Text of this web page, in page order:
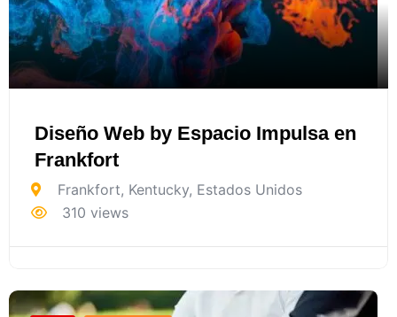
Diseño Web by Espacio Impulsa en
Frankfort
Frankfort, Kentucky, Estados Unidos
310 views